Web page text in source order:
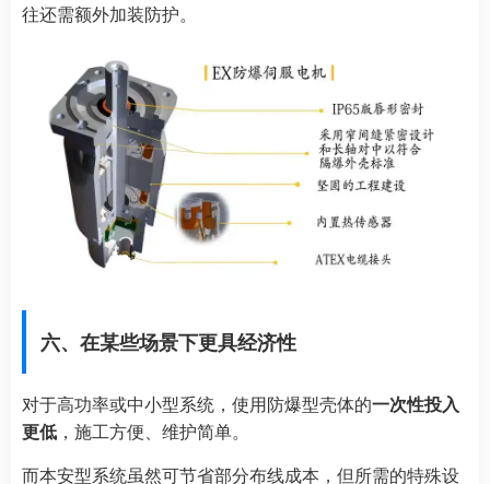
往还需额外加装防护。
六、在某些场景下更具经济性
对于高功率或中小型系统，使用防爆型壳体的一次性投入
更低 ，施工方便、维护简单。
而本安型系统虽然可节省部分布线成本，但所需的特殊设